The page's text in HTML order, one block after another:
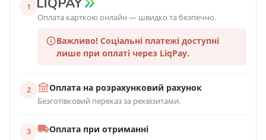
1
Оплата карткою онлайн — швидко та безпечно.
Важливо! Соціальні платежі доступні
лише при оплаті через LiqPay.
2 Оплата на розрахунковий рахунок
Безготівковий переказ за реквізитами.
3 Оплата при отриманні